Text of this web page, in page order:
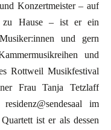
zu Hause – ist er ein
und gern
und
Rottweil Musikfestival
Frau Tanja Tetzlaff
im
ist er als dessen